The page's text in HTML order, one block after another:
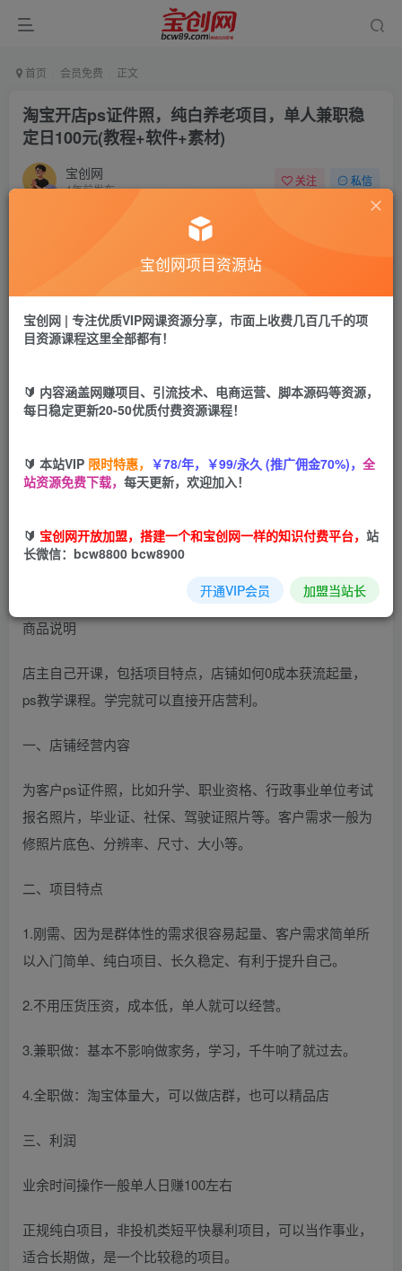
首页 会员免费 正文
淘宝开店ps证件照，纯白养老项目，单人兼职稳
定日100元(教程+软件+素材)
宝创网
4年前发布
关注 私信
宝币9.9 宝币 19.9
立即购买
淘宝开店ps证件照，纯白养老项目，单人兼职稳定日100元
商品说明
店主自己开课，包括项目特点，店铺如何0成本获流起量，
ps教学课程。学完就可以直接开店营利。
一、店铺经营内容
为客户ps证件照，比如升学、职业资格、行政事业单位考试
报名照片，毕业证、社保、驾驶证照片等。客户需求一般为
修照片底色、分辨率、尺寸、大小等。
二、项目特点
1.刚需、因为是群体性的需求很容易起量、客户需求简单所
以入门简单、纯白项目、长久稳定、有利于提升自己。
2.不用压货压资，成本低，单人就可以经营。
3.兼职做：基本不影响做家务，学习，千牛响了就过去。
4.全职做：淘宝体量大，可以做店群，也可以精品店
三、利润
业余时间操作一般单人日赚100左右
正规纯白项目，非投机类短平快暴利项目，可以当作事业，
适合长期做，是一个比较稳的项目。
宝创网项目资源站
宝创网 | 专注优质VIP网课资源分享，市面上收费几百几千的项
目资源课程这里全部都有！
🔰 内容涵盖网赚项目、引流技术、电商运营、脚本源码等资源，
每日稳定更新20-50优质付费资源课程！
🔰 本站VIP 限时特惠， ￥78/年，￥99/永久 (推广佣金70%)， 全
站资源免费下载， 每天更新，欢迎加入！
🔰 宝创网开放加盟，搭建一个和宝创网一样的知识付费平台， 站
长微信：bcw8800 bcw8900
开通VIP会员 加盟当站长